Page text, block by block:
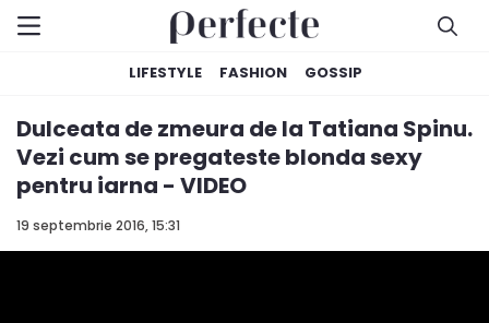
LIFESTYLE FASHION GOSSIP
19 septembrie 2016, 15:31
Dulceata de zmeura de la Tatiana Spinu.
Vezi cum se pregateste blonda sexy
pentru iarna - VIDEO